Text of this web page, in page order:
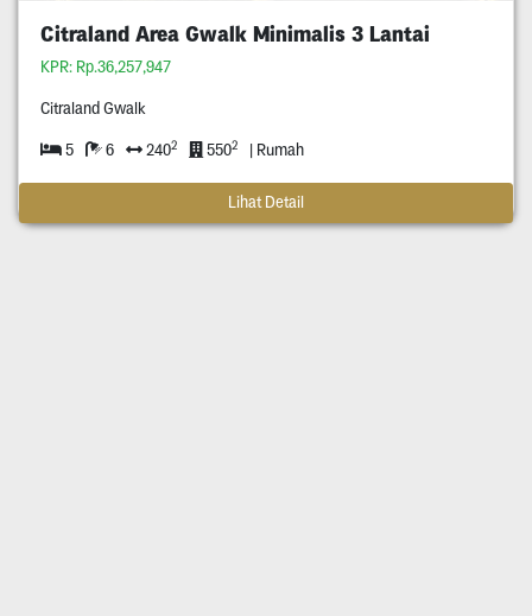
Citraland Area Gwalk Minimalis 3 Lantai
KPR: Rp.36,257,947
Citraland Gwalk
5 6 2402 5502 | Rumah
Lihat Detail